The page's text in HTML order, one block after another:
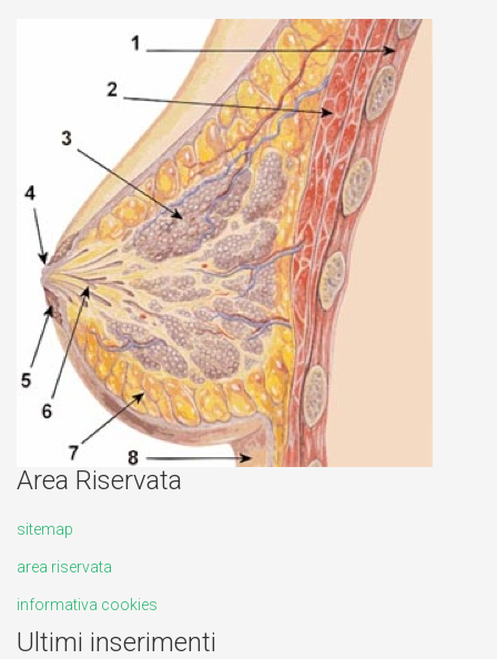
Area Riservata
sitemap
area riservata
informativa cookies
Ultimi inserimenti